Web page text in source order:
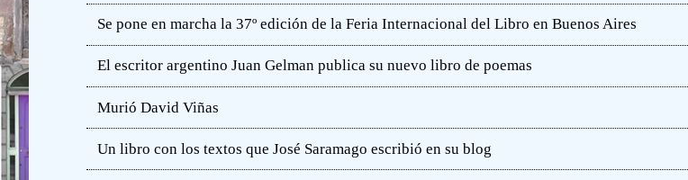
Se pone en marcha la 37º edición de la Feria Internacional del Libro en Buenos Aires
El escritor argentino Juan Gelman publica su nuevo libro de poemas
Murió David Viñas
Un libro con los textos que José Saramago escribió en su blog